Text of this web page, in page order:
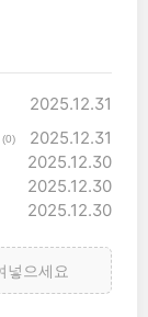
2025.12.31
(0) 2025.12.31
2025.12.30
2025.12.30
2025.12.30